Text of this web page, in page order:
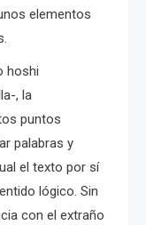
elementos
hoshi
, la
puntos
palabras y
el texto por sí
lógico. Sin
con el extraño